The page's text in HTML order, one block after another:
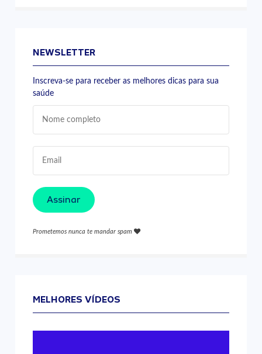
NEWSLETTER
Inscreva-se para receber as melhores dicas para sua
saúde
Assinar
Prometemos nunca te mandar spam
MELHORES VÍDEOS